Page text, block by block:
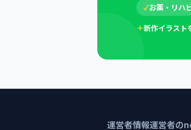
✓お薬・リハ
＋新作イラスト
運営者情報運営者の